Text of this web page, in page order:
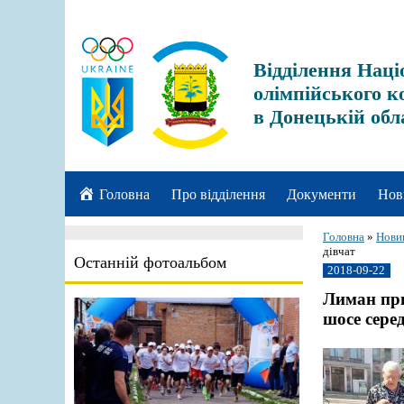
Відділення
олімпійського
в Донецькій
Головна Про відділення Документи
Останній фотоальбом
Головна »
дівчат
2018-09-22
Лиман
шосе